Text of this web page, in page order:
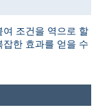
여 조건을 역으로 할
한 효과를 얻을 수